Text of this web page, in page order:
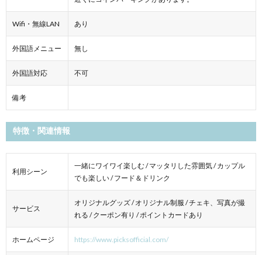
Wifi・無線LAN あり
外国語メニュー 無し
外国語対応 不可
備考
特徴・関連情報
利用シーン
一緒にワイワイ楽しむ / マッタリした雰囲気 / カップル
でも楽しい / フード＆ドリンク
サービス
オリジナルグッズ / オリジナル制服 / チェキ、写真が撮
れる / クーポン有り / ポイントカードあり
ホームページ https://www.picksofficial.com/